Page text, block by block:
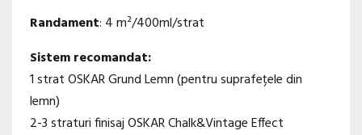
Randament: 4 m²/400ml/strat
Sistem recomandat:
1 strat OSKAR Grund Lemn (pentru suprafețele din
lemn)
2-3 straturi finisaj OSKAR Chalk&Vintage Effect